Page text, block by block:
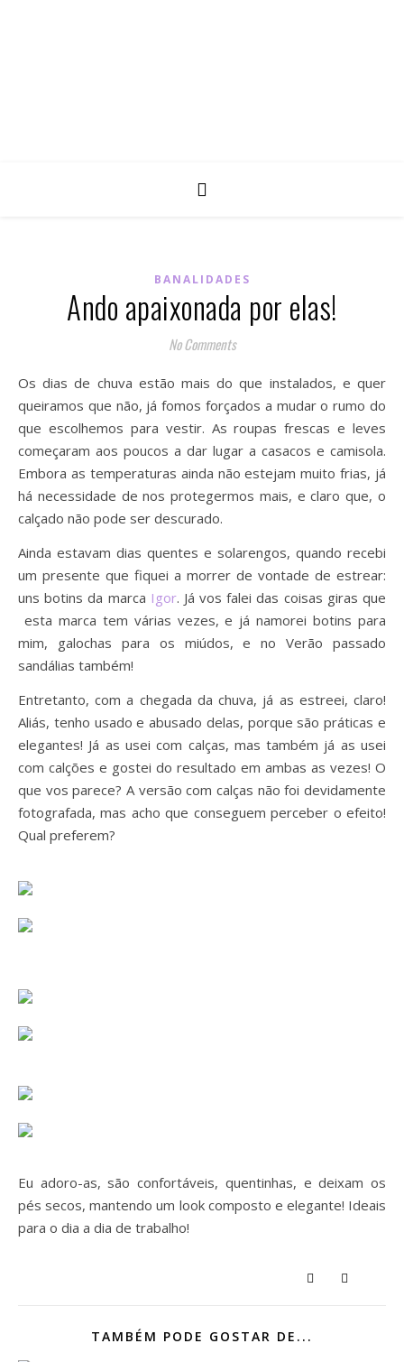
BANALIDADES
Ando apaixonada por elas!
No Comments
Os dias de chuva estão mais do que instalados, e quer
queiramos que não, já fomos forçados a mudar o rumo do
que escolhemos para vestir. As roupas frescas e leves
começaram aos poucos a dar lugar a casacos e camisola.
Embora as temperaturas ainda não estejam muito frias, já
há necessidade de nos protegermos mais, e claro que, o
calçado não pode ser descurado.
Ainda estavam dias quentes e solarengos, quando recebi
um presente que fiquei a morrer de vontade de estrear:
uns botins da marca Igor. Já vos falei das coisas giras que
esta marca tem várias vezes, e já namorei botins para
mim, galochas para os miúdos, e no Verão passado
sandálias também!
Entretanto, com a chegada da chuva, já as estreei, claro!
Aliás, tenho usado e abusado delas, porque são práticas e
elegantes! Já as usei com calças, mas também já as usei
com calções e gostei do resultado em ambas as vezes! O
que vos parece? A versão com calças não foi devidamente
fotografada, mas acho que conseguem perceber o efeito!
Qual preferem?
Eu adoro-as, são confortáveis, quentinhas, e deixam os
pés secos, mantendo um look composto e elegante! Ideais
para o dia a dia de trabalho!
TAMBÉM PODE GOSTAR DE...